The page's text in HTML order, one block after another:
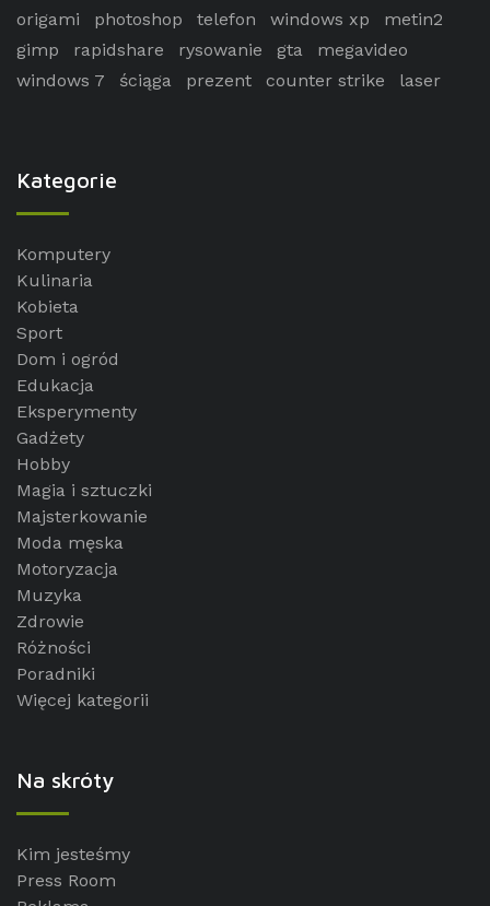
origami photoshop telefon windows xp
metin2
gimp
rapidshare rysowanie gta
megavideo
windows 7
ściąga prezent counter strike laser
Kategorie
Komputery
Kulinaria
Kobieta
Sport
Dom i ogród
Edukacja
Eksperymenty
Gadżety
Hobby
Magia i sztuczki
Majsterkowanie
Moda męska
Motoryzacja
Muzyka
Zdrowie
Różności
Poradniki
Więcej kategorii
Na skróty
Kim jesteśmy
Press Room